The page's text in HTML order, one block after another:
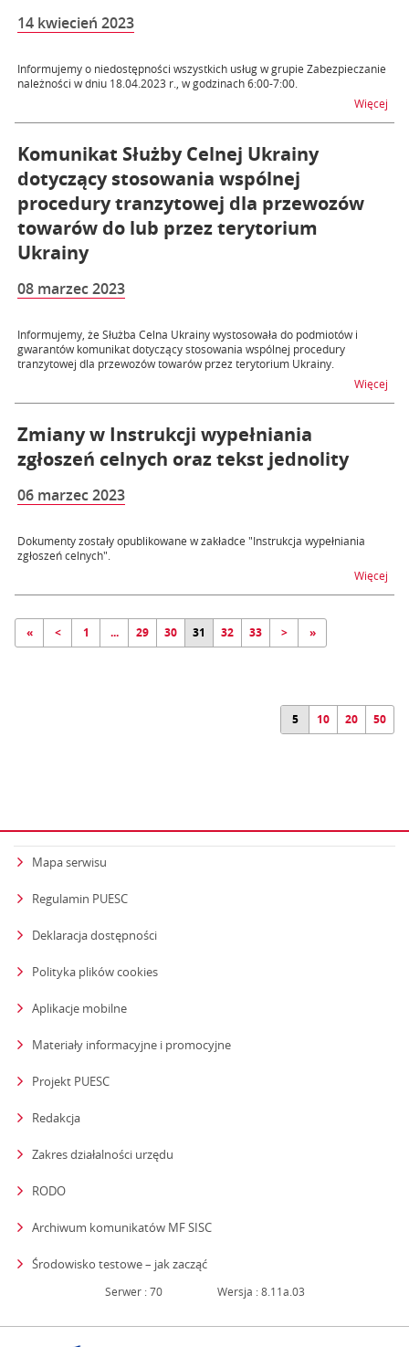
14 kwiecień 2023
Informujemy o niedostępności wszystkich usług w grupie Zabezpieczanie
należności w dniu 18.04.2023 r., w godzinach 6:00-7:00.
Więcej
Komunikat Służby Celnej Ukrainy
dotyczący stosowania wspólnej
procedury tranzytowej dla przewozów
towarów do lub przez terytorium
Ukrainy
08 marzec 2023
Informujemy, że Służba Celna Ukrainy wystosowała do podmiotów i
gwarantów komunikat dotyczący stosowania wspólnej procedury
tranzytowej dla przewozów towarów przez terytorium Ukrainy.
Więcej
Zmiany w Instrukcji wypełniania
zgłoszeń celnych oraz tekst jednolity
06 marzec 2023
Dokumenty zostały opublikowane w zakładce "Instrukcja wypełniania
zgłoszeń celnych".
Więcej
« < 1 ... 29 30 31 32 33 > »
5 10 20 50
Mapa serwisu
Regulamin PUESC
Deklaracja dostępności
Polityka plików cookies
Aplikacje mobilne
Materiały informacyjne i promocyjne
Projekt PUESC
Redakcja
Zakres działalności urzędu
RODO
Archiwum komunikatów MF SISC
Środowisko testowe – jak zacząćstrona otwiera się w nowym oknie
Serwer : 70 Wersja : 8.11a.03